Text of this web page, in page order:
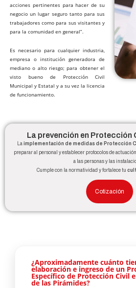
acciones pertinentes para hacer de su
negocio un lugar seguro tanto para sus
trabajadores como para sus visitantes y
para la comunidad en general”.
Es necesario para cualquier industria,
empresa o institución generadora de
mediano o alto riesgo; para obtener el
visto bueno de Protección Civil
Municipal y Estatal y a su vez la licencia
de funcionamiento.
La prevención en Protección
La implementación de medidas de Protección
preparar al personal y establecer protocolos de
a las personas y las
Cumple con la normatividad y fortalece tu
Cotización
¿Aproximadamente cuánto
elaboración e ingreso de un
Específico de Protección Civil
de las Pirámides?